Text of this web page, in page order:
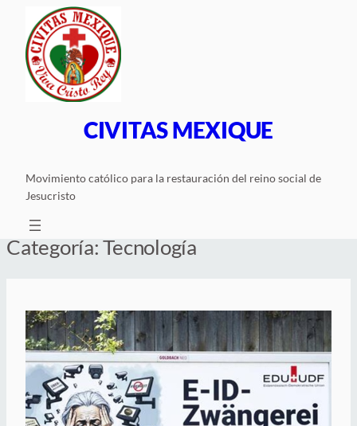
contenido
CIVITAS MEXIQUE
Movimiento católico para la restauración del reino social de
Jesucristo
Categoría:Tecnología